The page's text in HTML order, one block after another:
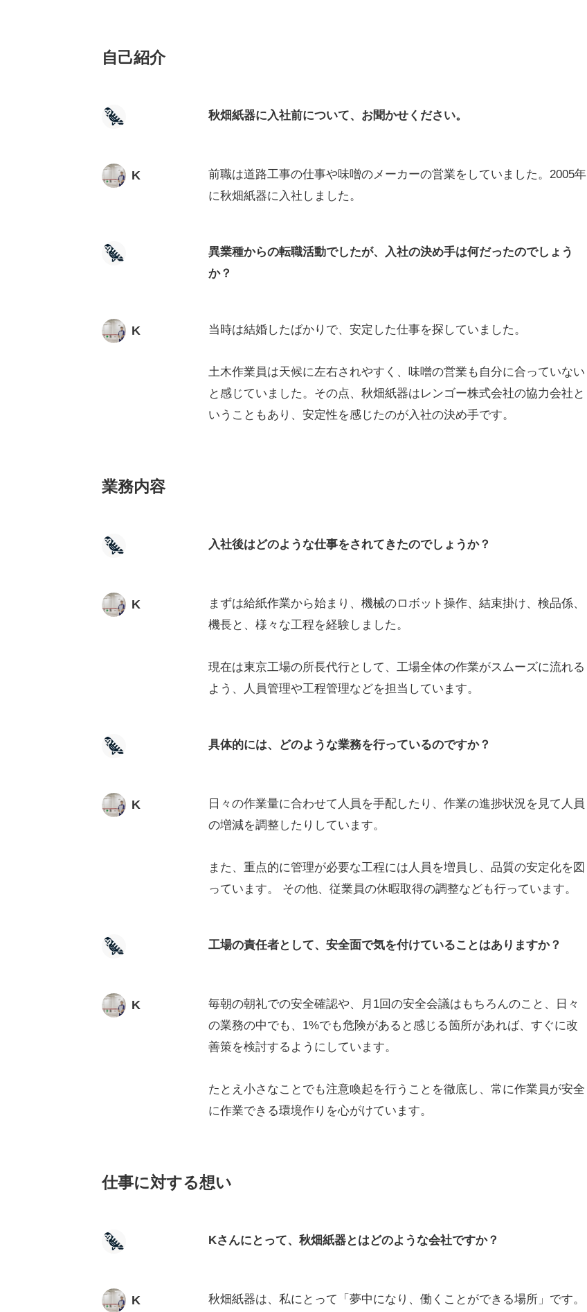
自己紹介
秋畑紙器に入社前について、お聞かせください。
K
前職は道路工事の仕事や味噌のメーカーの営業をしていました。2005年
に秋畑紙器に入社しました。
異業種からの転職活動でしたが、入社の決め手は何だったのでしょう
か？
K 当時は結婚したばかりで、安定した仕事を探していました。
土木作業員は天候に左右されやすく、味噌の営業も自分に合っていない
と感じていました。その点、秋畑紙器はレンゴー株式会社の協力会社と
いうこともあり、安定性を感じたのが入社の決め手です。
業務内容
入社後はどのような仕事をされてきたのでしょうか？
K
まずは給紙作業から始まり、機械のロボット操作、結束掛け、検品係、
機長と、様々な工程を経験しました。
現在は東京工場の所長代行として、工場全体の作業がスムーズに流れる
よう、人員管理や工程管理などを担当しています。
具体的には、どのような業務を行っているのですか？
K
日々の作業量に合わせて人員を手配したり、作業の進捗状況を見て人員
の増減を調整したりしています。
また、重点的に管理が必要な工程には人員を増員し、品質の安定化を図
っています。 その他、従業員の休暇取得の調整なども行っています。
工場の責任者として、安全面で気を付けていることはありますか？
K
毎朝の朝礼での安全確認や、月1回の安全会議はもちろんのこと、日々
の業務の中でも、1%でも危険があると感じる箇所があれば、すぐに改
善策を検討するようにしています。
たとえ小さなことでも注意喚起を行うことを徹底し、常に作業員が安全
に作業できる環境作りを心がけています。
仕事に対する想い
Kさんにとって、秋畑紙器とはどのような会社ですか？
K 秋畑紙器は、私にとって「夢中になり、働くことができる場所」です。